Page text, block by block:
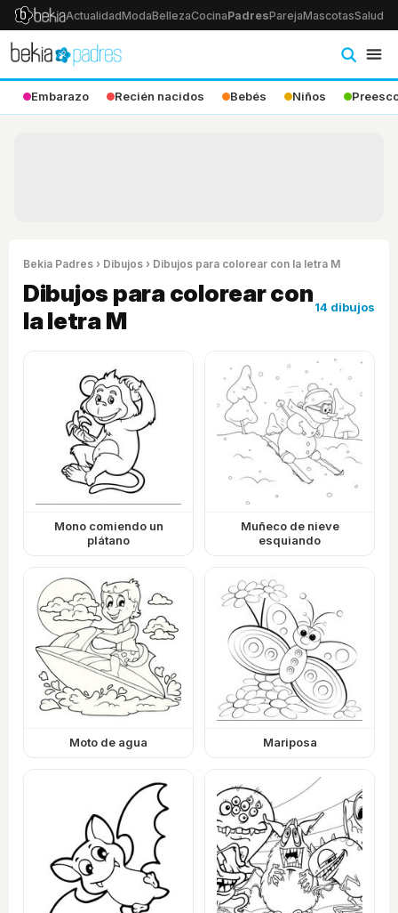
ActualidadModaBellezaCocinaPadresParejaMascotasSalud
Embarazo Recién nacidos Bebés Niños
Bekia Padres › Dibujos › Dibujos para colorear con la letra M
Dibujos para colorear con
la letra M
14 dibujos
Mono comiendo un
plátano
Muñeco de nieve
esquiando
Moto de agua Mariposa